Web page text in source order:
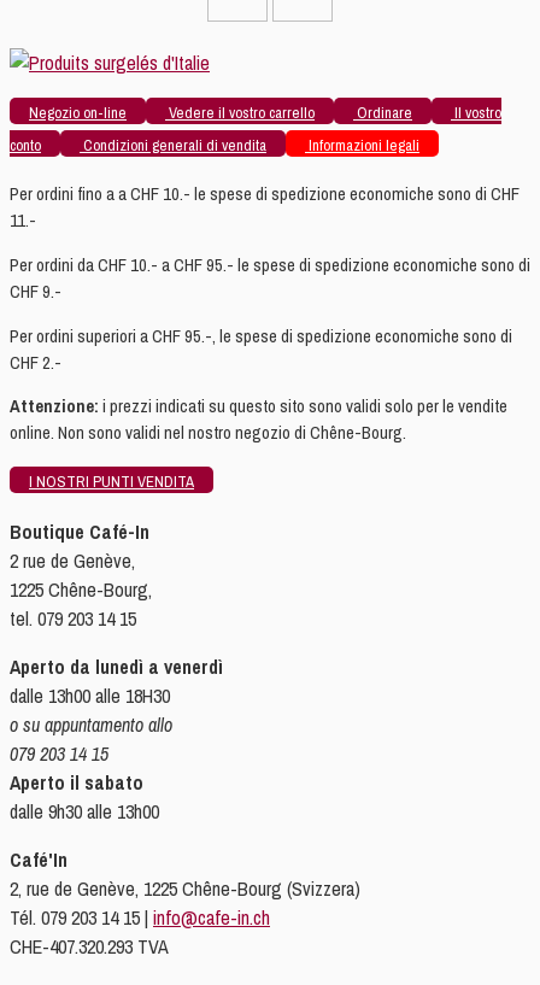
Negozio on-line Vedere il vostro carrello Ordinare
Il vostro
conto
Condizioni generali di vendita Informazioni legali
Per ordini fino a a CHF 10.- le spese di spedizione economiche sono di CHF
11.-
Per ordini da CHF 10.- a CHF 95.- le spese di spedizione economiche sono di
CHF 9.-
Per ordini superiori a CHF 95.-, le spese di spedizione economiche sono di
CHF 2.-
Attenzione: i prezzi indicati su questo sito sono validi solo per le vendite
online. Non sono validi nel nostro negozio di Chêne-Bourg.
I NOSTRI PUNTI VENDITA
Boutique Café-In
2 rue de Genève,
1225 Chêne-Bourg,
tel. 079 203 14 15
Aperto da lunedì a venerdì
dalle 13h00 alle 18H30
o su appuntamento allo
079 203 14 15
Aperto il sabato
dalle 9h30 alle 13h00
Café'In
2, rue de Genève, 1225 Chêne-Bourg (Svizzera)
Tél. 079 203 14 15 | info@cafe-in.ch
CHE-407.320.293 TVA